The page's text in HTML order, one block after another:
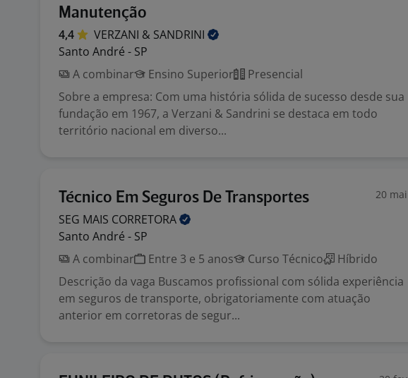
Manutenção
4,4 VERZANI & SANDRINI
Santo André - SP
A combinar
Ensino Superior
Presencial
Sobre a empresa: Com uma história sólida de sucesso desde sua
fundação em 1967, a Verzani & Sandrini se destaca em todo
território nacional em diverso...
Técnico Em Seguros De Transportes 20 mai
SEG MAIS CORRETORA
Santo André - SP
A combinar
Entre 3 e 5 anos Curso Técnico
Híbrido
Descrição da vaga Buscamos profissional com sólida experiência
em seguros de transporte, obrigatoriamente com atuação
anterior em corretoras de segur...